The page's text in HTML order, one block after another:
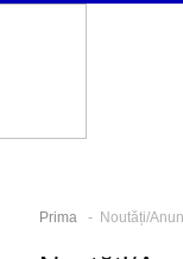
Prima - Noutăți/